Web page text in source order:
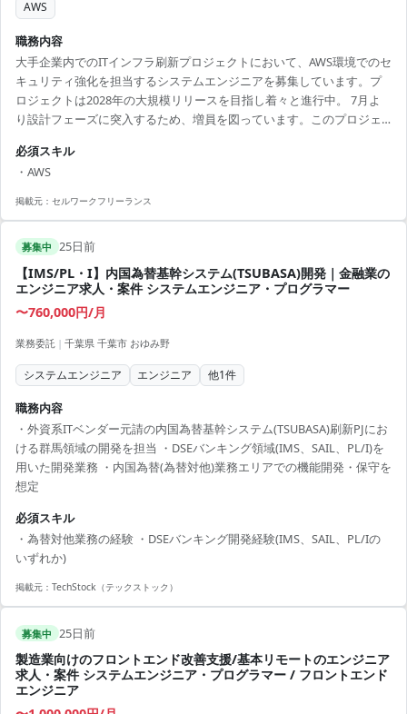
AWS
職務内容
大手企業内でのITインフラ刷新プロジェクトにおいて、AWS環境でのセ
キュリティ強化を担当するシステムエンジニアを募集しています。プ
ロジェクトは2028年の大規模リリースを目指し着々と進行中。 7月よ
り設計フェーズに突入するため、増員を図っています。このプロジェ
AWS上に構築されるCI/CDパイプラインのセキュリティ設計を手がけて
いただきます。 また、非機能要件の策定をサポートし、顧客との調整
を行います。東京を拠点とした基本的なリモートワーク環境で、柔軟
必須スキル
・AWS
掲載元： セルワークフリーランス
募集中 25日前
【IMS/PL・I】内国為替基幹システム(TSUBASA)開発｜金融業の
エンジニア求人・案件 システムエンジニア・プログラマー
〜760,000円/月
業務委託 | 千葉県 千葉市 おゆみ野
システムエンジニア エンジニア 他1件
職務内容
・外資系ITベンダー元請の内国為替基幹システム(TSUBASA)刷新PJにお
ける群馬領域の開発を担当 ・DSEバンキング領域(IMS、SAIL、PL/I)を
用いた開発業務 ・内国為替(為替対他)業務エリアでの機能開発・保守を
想定
必須スキル
・為替対他業務の経験 ・DSEバンキング開発経験(IMS、SAIL、PL/Iの
いずれか)
掲載元： TechStock（テックストック）
募集中 25日前
製造業向けのフロントエンド改善支援/基本リモートのエンジニア
求人・案件 システムエンジニア・プログラマー / フロントエンド
エンジニア